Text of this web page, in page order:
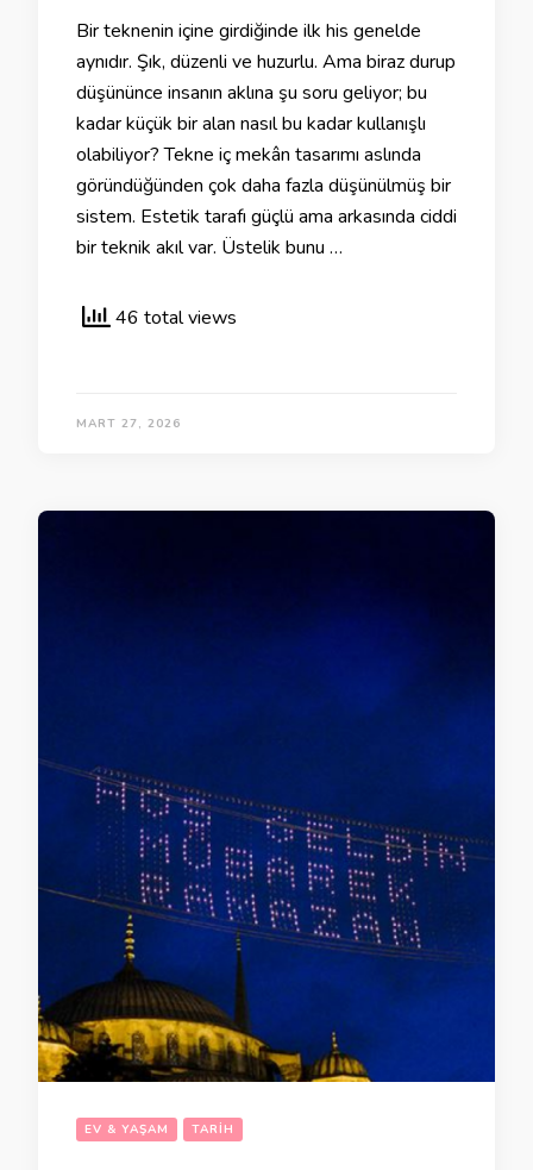
Bir teknenin içine girdiğinde ilk his genelde
aynıdır. Şık, düzenli ve huzurlu. Ama biraz durup
düşününce insanın aklına şu soru geliyor; bu
kadar küçük bir alan nasıl bu kadar kullanışlı
olabiliyor? Tekne iç mekân tasarımı aslında
göründüğünden çok daha fazla düşünülmüş bir
sistem. Estetik tarafı güçlü ama arkasında ciddi
bir teknik akıl var. Üstelik bunu …
46 total views
MART 27, 2026
EV & YAŞAM TARIH